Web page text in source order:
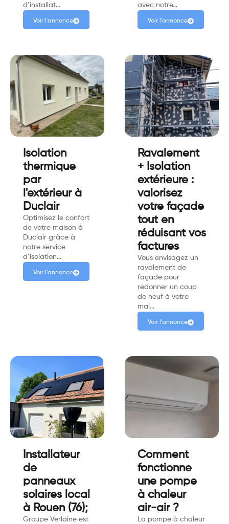
d’installat…
Voir l'annonce
avec notre…
Voir l'annonce
Isolation
thermique
par
l'extérieur à
Duclair
Optimisez le confort
de votre maison à
Duclair grâce à
notre service
d’isolation…
Voir l'annonce
Ravalement
+ Isolation
extérieure :
valorisez
votre façade
tout en
réduisant vos
factures
Vous envisagez un
ravalement de
façade pour
redonner un coup
de neuf à votre
mai…
Voir l'annonce
Installateur
de
panneaux
solaires local
à Rouen (76);
Groupe Verlaine est
Comment
fonctionne
une pompe
à chaleur
air-air ?
La pompe à chaleur